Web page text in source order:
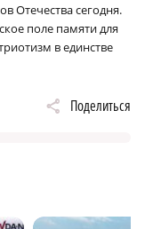
Отечества сегодня.
поле памяти для
в единстве
Поделиться